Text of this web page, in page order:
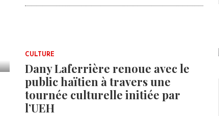
CULTURE
Dany Laferrière renoue avec le
public haïtien à travers une
tournée culturelle initiée par
l’UEH